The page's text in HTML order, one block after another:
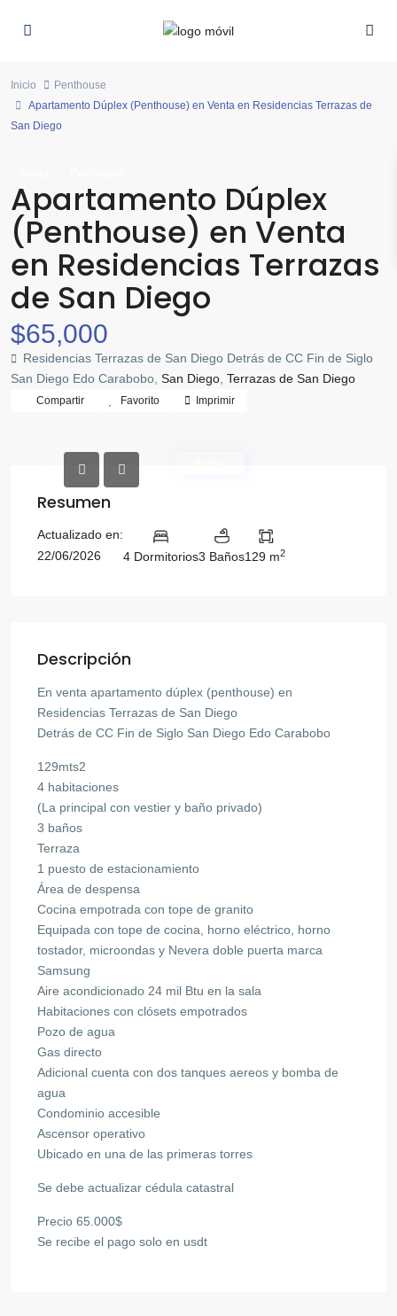
Inicio
Penthouse
Apartamento Dúplex (Penthouse) en Venta en Residencias Terrazas de
San Diego
Apartamento Dúplex
(Penthouse) en Venta
en Residencias Terrazas
de San Diego
$65,000
Residencias Terrazas de San Diego Detrás de CC Fin de Siglo
San Diego Edo Carabobo, San Diego Terrazas de San Diego
Compartir Favorito Imprimir
Resumen
Actualizado en:
22/06/2026
4 Dormitorios3 Baños129 m2
Descripción
En venta apartamento dúplex (penthouse) en
Residencias Terrazas de San Diego
Detrás de CC Fin de Siglo San Diego Edo Carabobo
129mts2
4 habitaciones
(La principal con vestier y baño privado)
3 baños
Terraza
1 puesto de estacionamiento
Área de despensa
Cocina empotrada con tope de granito
Equipada con tope de cocina, horno eléctrico, horno
tostador, microondas y Nevera doble puerta marca
Samsung
Aire acondicionado 24 mil Btu en la sala
Habitaciones con clósets empotrados
Pozo de agua
Gas directo
Adicional cuenta con dos tanques aereos y bomba de
agua
Condominio accesible
Ascensor operativo
Ubicado en una de las primeras torres
Se debe actualizar cédula catastral
Precio 65.000$
Se recibe el pago solo en usdt